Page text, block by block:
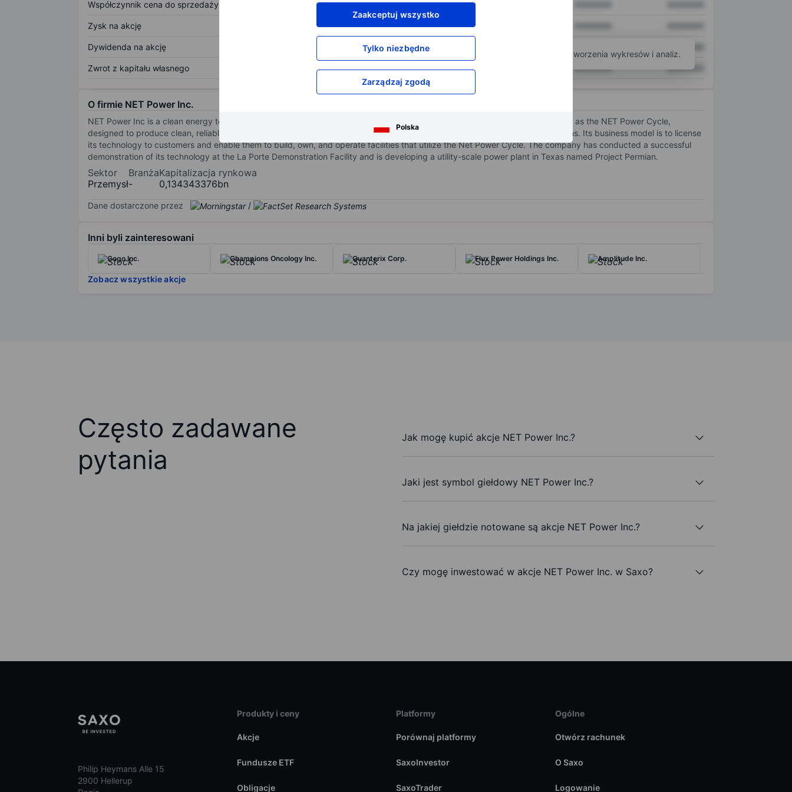
Zaakceptuj wszystko
Tylko niezbędne
Zarządzaj zgodą
Polska
Współczynnik cena do sprzedaży XXXXXXX
Zysk na akcję XXXXXXX
Dywidenda na akcję XXXXXXX
Zwrot z kapitału własnego XXXXXXX XXXXXXX XXXXXXX
Otwórz kontoaby uzyskać dostęp do większej ilości narzędzi do tworzenia wykresów i analiz.
O firmie NET Power Inc.
NET Power Inc is a clean energy technology company that has developed a novel power generation system, which it refers to as the NET Power Cycle,
designed to produce clean, reliable, and low-cost electricity from natural gas while capturing virtually all atmospheric emissions. Its business model is to license
its technology to customers and enable them to build, own, and operate facilities that utilize the Net Power Cycle. The company has conducted a successful
demonstration of its technology at the La Porte Demonstration Facility and is developing a utility-scale power plant in Texas named Project Permian.
Sektor
Przemysł
Branża
-
Kapitalizacja rynkowa
0,134343376bn
Dane dostarczone przez /
Inni byli zainteresowani
Gogo Inc. Champions Oncology Inc. Quanterix Corp. Flux Power Holdings Inc. Amplitude Inc.
Zobacz wszystkie akcje
Często zadawane
pytania
Jak mogę kupić akcje NET Power Inc.?
Jaki jest symbol giełdowy NET Power Inc.?
Na jakiej giełdzie notowane są akcje NET Power Inc.?
Czy mogę inwestować w akcje NET Power Inc. w Saxo?
Philip Heymans Alle 15
2900 Hellerup
Produkty i ceny
Akcje
Fundusze ETF
Obligacje
Platformy
Porównaj platformy
SaxoInvestor
SaxoTrader
Ogólne
Otwórz rachunek
O Saxo
Logowanie